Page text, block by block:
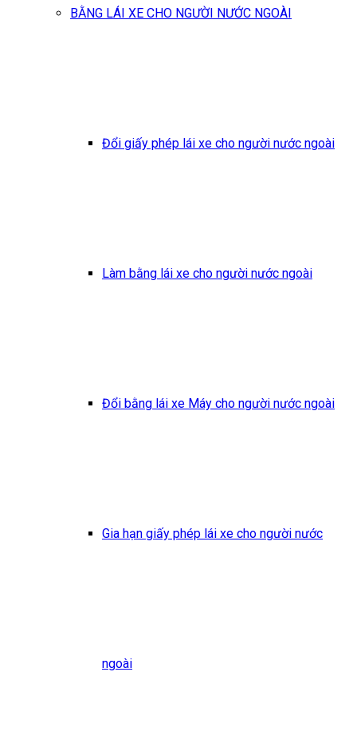
BẰNG LÁI XE CHO NGƯỜI NƯỚC NGOÀI
Đổi giấy phép lái xe cho người nước ngoài
Làm bằng lái xe cho người nước ngoài
Đổi bằng lái xe Máy cho người nước ngoài
Gia hạn giấy phép lái xe cho người nước
ngoài